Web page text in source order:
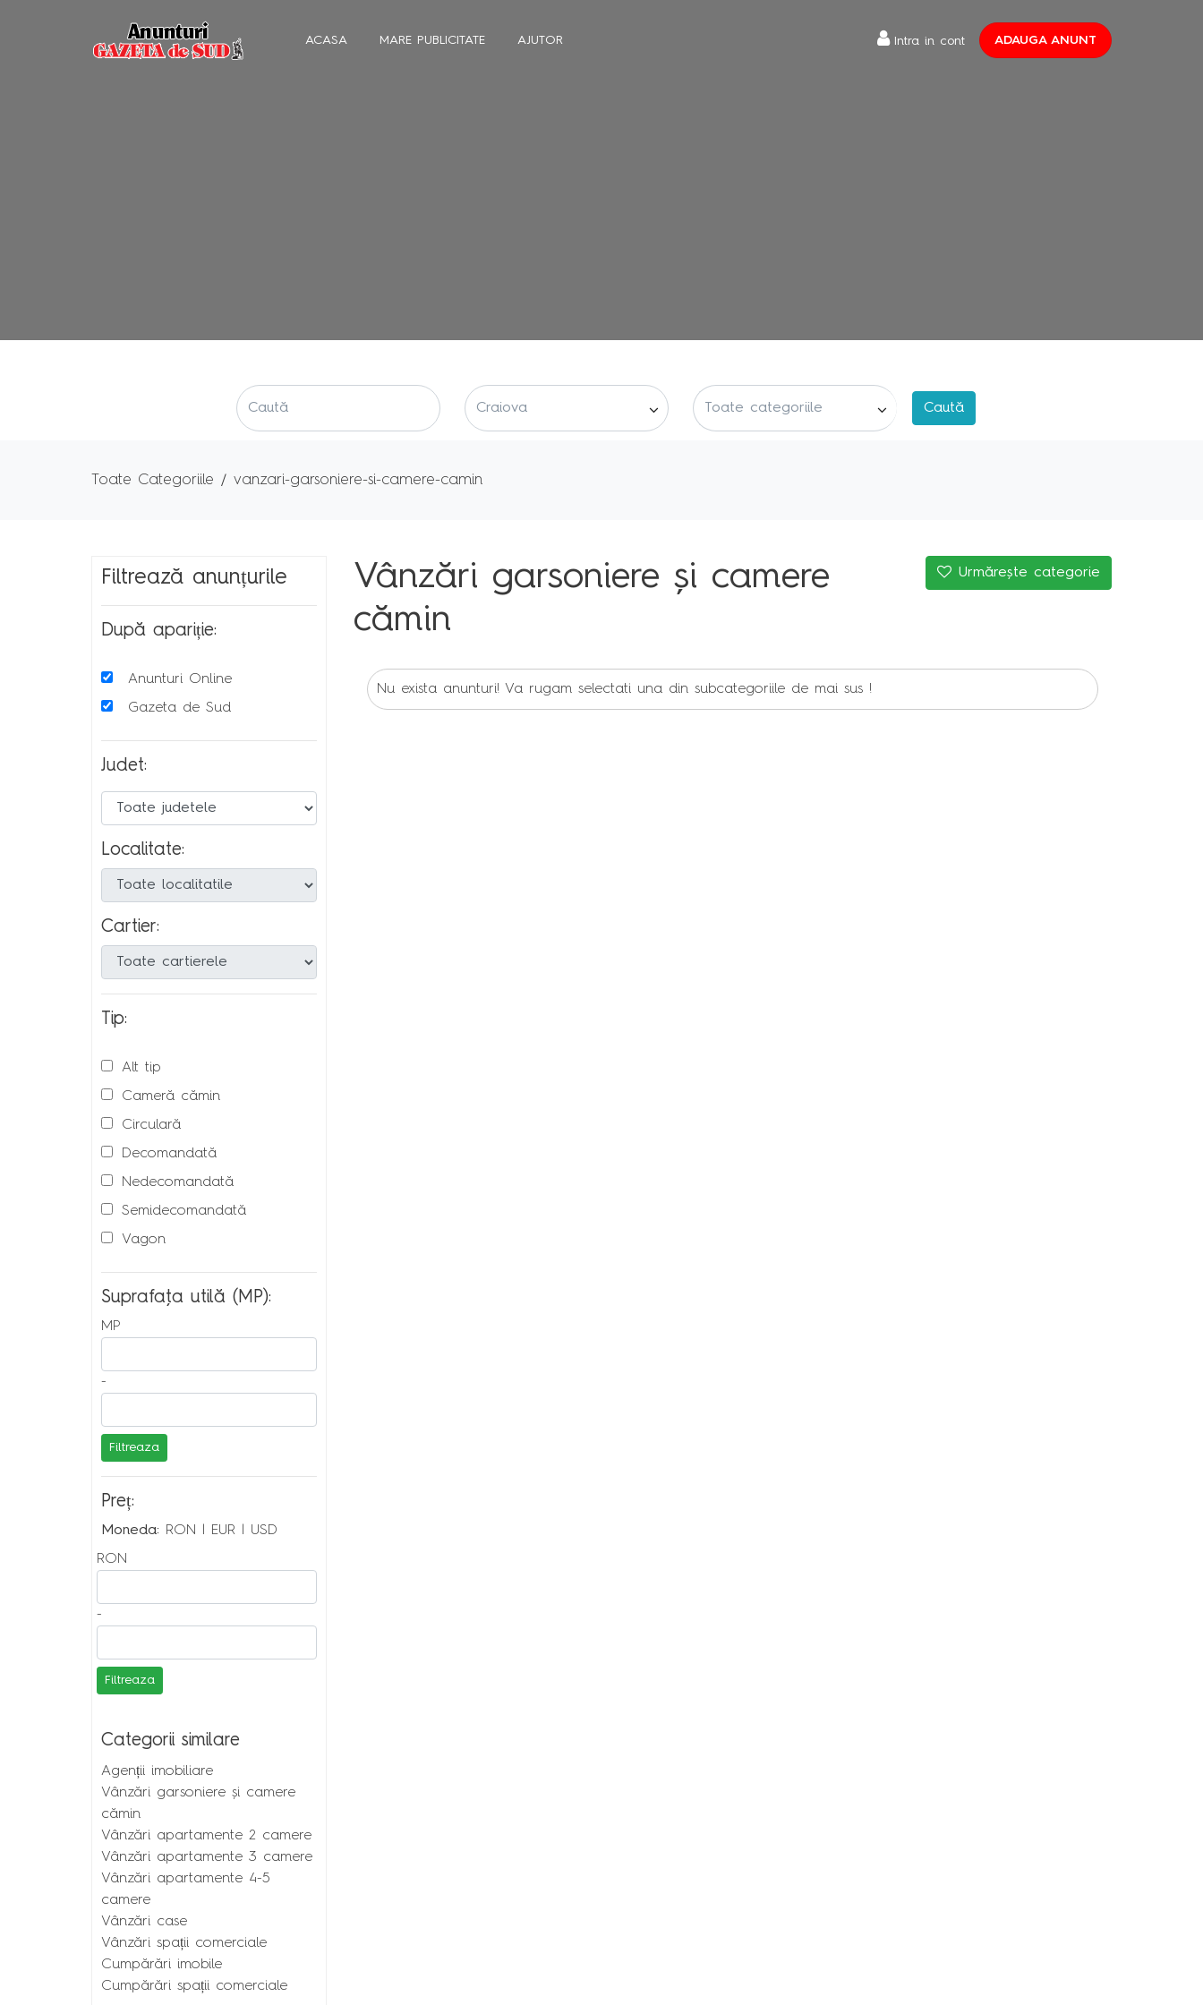
ACASA MARE PUBLICITATE AJUTOR Intra in cont ADAUGA ANUNT
Toate Categoriile vanzari-garsoniere-si-camere-camin
Filtrează anunțurile
După apariție:
Anunturi Online
Gazeta de Sud
Judet:
Localitate:
Cartier:
Tip:
Alt tip
Cameră cămin
Circulară
Decomandată
Nedecomandată
Semidecomandată
Vagon
Suprafaţa utilă (MP):
MP
-
Filtreaza
Preț:
Moneda: RON EUR
USD
RON
-
Filtreaza
Categorii similare
Agenții imobiliare
Vânzări garsoniere și camere
cămin
Vânzări apartamente 2 camere
Vânzări apartamente 3 camere
Vânzări apartamente 4-5
camere
Vânzări case
Vânzări spații comerciale
Cumpărări imobile
Cumpărări spații comerciale
Vânzări garsoniere și camere
cămin
Urmărește categorie
Nu exista anunturi! Va rugam selectati una din subcategoriile de mai sus !